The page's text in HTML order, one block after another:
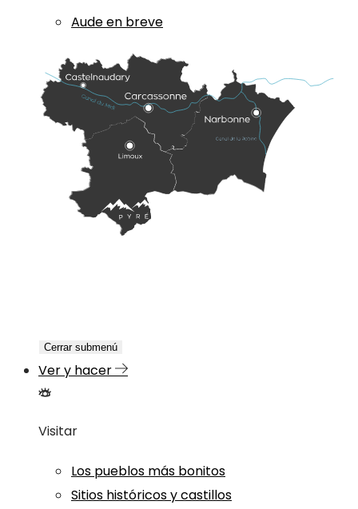
Aude en breve
Cerrar submenú
Ver y hacer
Visitar
Los pueblos más bonitos
Sitios históricos y castillos